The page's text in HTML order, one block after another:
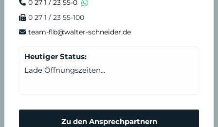
r
0 27 1 / 23 55-0
0 27 1 / 23 55-100
team-flb@walter-schneider.de
Heutiger Status:
Lade Öffnungszeiten...
Zu den Ansprechpartnern